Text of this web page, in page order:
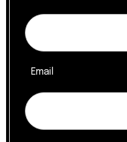
Email